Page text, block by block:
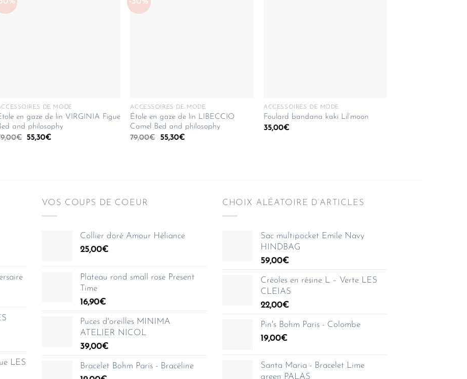
DE MODE
en gaze de lin VIRGINIA Figue
and philosophy
€
Le
55,30€Le
ACCESSOIRES DE MODE
Étole en gaze de lin LIBECCIO
Camel Bed and philosophy
79,00€
Le
55,30€Le
ACCESSOIRES DE MODE
Foulard bandana kaki Lil’moon
35,00€
LES
VOS COUPS DE COEUR
Collier doré Amour Héliance
25,00€
Plateau rond small rose Present
Time
16,90€
Puces d'oreilles MINIMA
ATELIER NICOL
39,00€
Bracelet Bohm Paris - Bracéline
CHOIX ALÉATOIRE D’ARTICLES
Sac multipocket Emile Navy
HINDBAG
59,00€
Créoles en résine L – Verte LES
CLEIAS
22,00€
Pin's Bohm Paris - Colombe
19,00€
Santa Maria - Bracelet Lime
green PALAS